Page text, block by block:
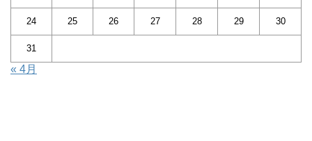
24 25 26 27 28 29 30
31
« 4月